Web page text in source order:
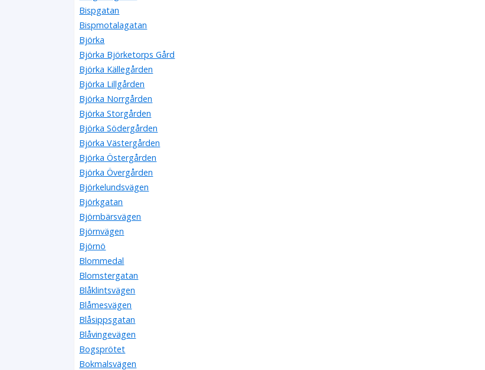
Bispgatan
Bispmotalagatan
Björka
Björka Björketorps Gård
Björka Källegården
Björka Lillgården
Björka Norrgården
Björka Storgården
Björka Södergården
Björka Västergården
Björka Östergården
Björka Övergården
Björkelundsvägen
Björkgatan
Björnbärsvägen
Björnvägen
Björnö
Blommedal
Blomstergatan
Blåklintsvägen
Blåmesvägen
Blåsippsgatan
Blåvingevägen
Bogsprötet
Bokmalsvägen